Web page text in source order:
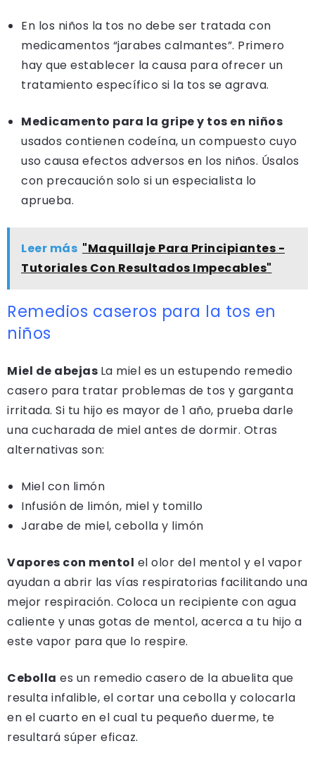
En los niños la tos no debe ser tratada con
medicamentos “jarabes calmantes”. Primero
hay que establecer la causa para ofrecer un
tratamiento específico si la tos se agrava.
Medicamento para la gripe y tos en niños
usados contienen codeína, un compuesto cuyo
uso causa efectos adversos en los niños. Úsalos
con precaución solo si un especialista lo
aprueba.
Leer más "Maquillaje Para Principiantes -
Tutoriales Con Resultados Impecables"
Remedios caseros para la tos en
niños
Miel de abejas La miel es un estupendo remedio
casero para tratar problemas de tos y garganta
irritada. Si tu hijo es mayor de 1 año, prueba darle
una cucharada de miel antes de dormir. Otras
alternativas son:
Miel con limón
Infusión de limón, miel y tomillo
Jarabe de miel, cebolla y limón
Vapores con mentol el olor del mentol y el vapor
ayudan a abrir las vías respiratorias facilitando una
mejor respiración. Coloca un recipiente con agua
caliente y unas gotas de mentol, acerca a tu hijo a
este vapor para que lo respire.
Cebolla es un remedio casero de la abuelita que
resulta infalible, el cortar una cebolla y colocarla
en el cuarto en el cual tu pequeño duerme, te
resultará súper eficaz.